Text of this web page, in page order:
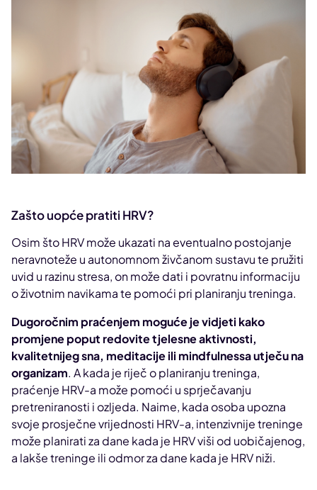
Zašto uopće pratiti HRV?
Osim što HRV može ukazati na eventualno postojanje
neravnoteže u autonomnom živčanom sustavu te pružiti
uvid u razinu stresa, on može dati i povratnu informaciju
o životnim navikama te pomoći pri planiranju treninga.
Dugoročnim praćenjem moguće je vidjeti kako
promjene poput redovite tjelesne aktivnosti,
kvalitetnijeg sna, meditacije ili mindfulnessa utječu na
organizam. A kada je riječ o planiranju treninga,
praćenje HRV-a može pomoći u sprječavanju
pretreniranosti i ozljeda. Naime, kada osoba upozna
svoje prosječne vrijednosti HRV-a, intenzivnije treninge
može planirati za dane kada je HRV viši od uobičajenog,
a lakše treninge ili odmor za dane kada je HRV niži.